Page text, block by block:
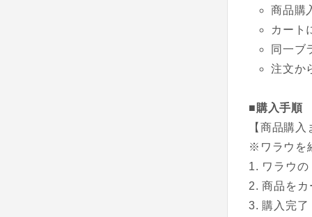
商品購
カート
同一ブ
注文か
■購入手順
【商品購
※ワラウを
ワラウ
商品を
購入完了